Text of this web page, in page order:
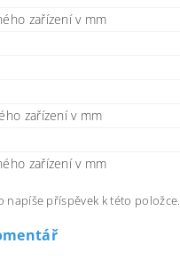
zařízení v mm
zařízení v mm
zařízení v mm
napíše příspěvek k této položce.